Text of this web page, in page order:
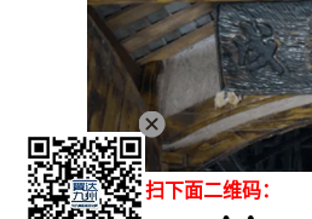
选购请扫下面二维码：